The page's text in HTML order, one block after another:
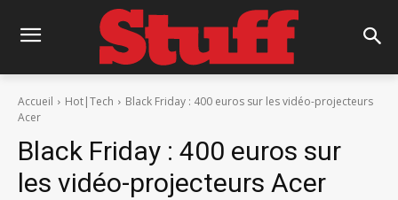
Accueil Hot|Tech
Black Friday : 400 euros sur les vidéo-projecteurs
Acer
Black Friday : 400 euros sur
les vidéo-projecteurs Acer